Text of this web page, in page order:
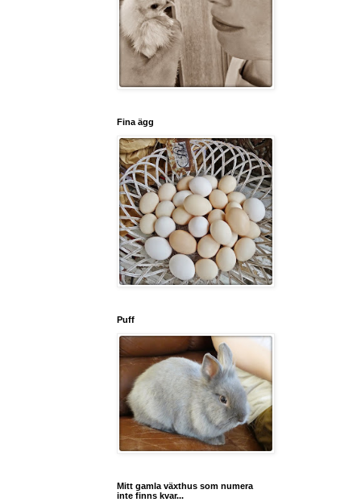
Fina ägg
Puff
Mitt gamla växthus som numera
inte finns kvar...